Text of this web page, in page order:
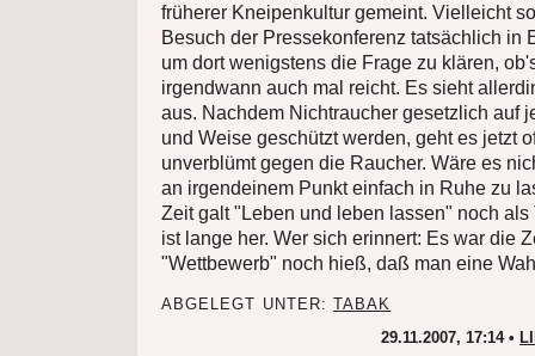
früherer Kneipenkultur gemeint. Vielleicht
Besuch der Pressekonferenz tatsächlich in
um dort wenigstens die Frage zu klären,
irgendwann auch mal reicht. Es sieht
aus. Nachdem Nichtraucher gesetzlich auf
und Weise geschützt werden, geht es jetzt
unverblümt gegen die Raucher. Wäre es
an irgendeinem Punkt einfach in Ruhe zu
Zeit galt "Leben und leben lassen" noch als
ist lange her. Wer sich erinnert: Es war die
"Wettbewerb" noch hieß, daß man eine
ABGELEGT UNTER:TABAK
29.11.2007, 17:14 •